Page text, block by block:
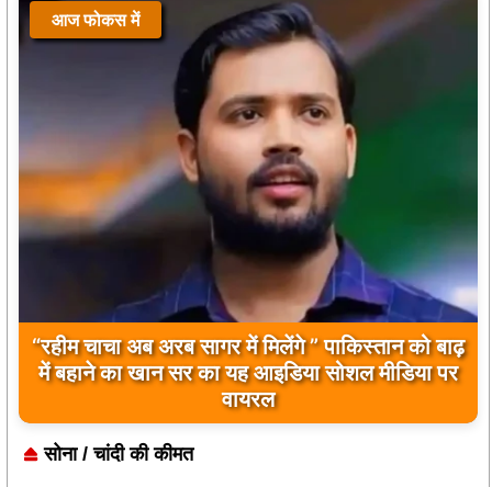
आज फोकस में
“रहीम चाचा अब अरब सागर में मिलेंगे ” पाकिस्तान को बाढ़
में बहाने का खान सर का यह आइडिया सोशल मीडिया पर
वायरल
सोना / चांदी की कीमत